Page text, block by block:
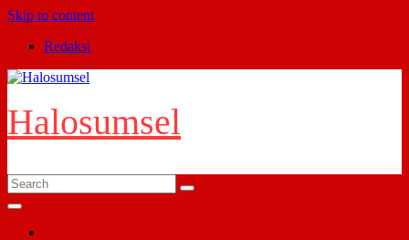
Skip to content
Redaksi
Halosumsel